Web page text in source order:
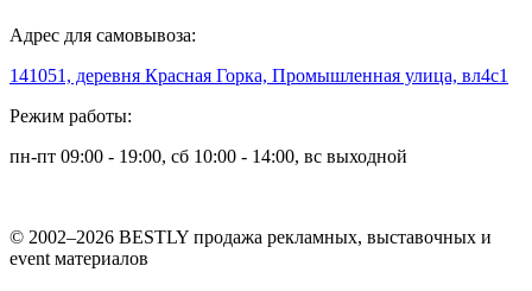
Адрес для самовывоза:
141051, деревня Красная Горка, Промышленная улица, вл4с1
Режим работы:
пн-пт 09:00 - 19:00, сб 10:00 - 14:00, вс выходной
© 2002–2026 BESTLY продажа рекламных, выставочных и
event материалов